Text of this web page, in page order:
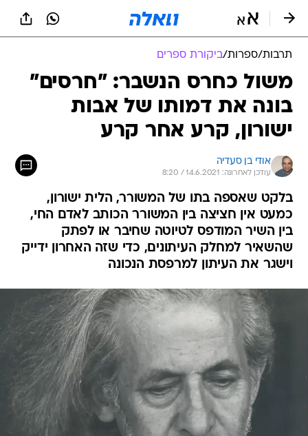
תרבות/ספרות/ביקורת ספרים
משול כחרס הנשבר: "חרסים"
בונה את דמותו של אבות
ישורון, קרע אחר קרע
אודי בן סעדיה
עודכן לאחרונה: 14.6.2021 / 8:20
בלקט שאספה בתו של המשורר, הלית ישורון,
כמעט אין חציצה בין המשורר הכותב לאדם החי,
בין השיר המודפס לטיוטה שחיבר או לפתק
שהשאיר למחלק העיתונים, כדי שזה האחרון ידייק
וישגר את העיתון למרפסת הנכונה